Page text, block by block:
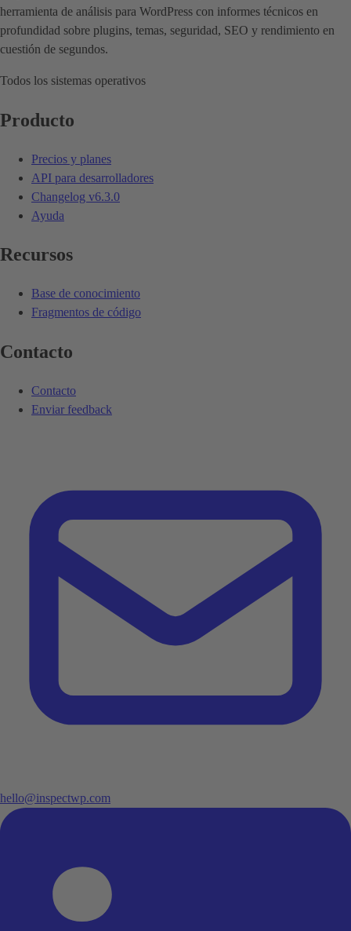
herramienta de análisis para WordPress con informes técnicos en
profundidad sobre plugins, temas, seguridad, SEO y rendimiento en
cuestión de segundos.
Todos los sistemas operativos
Producto
Precios y planes
API para desarrolladores
Changelog v6.3.0
Ayuda
Recursos
Base de conocimiento
Fragmentos de código
Contacto
Contacto
Enviar feedback
hello@inspectwp.com